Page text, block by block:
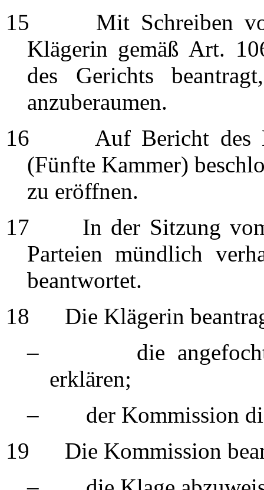
15 Mit Schreiben vom
Klägerin gemäß Art.
des Gerichts
anzuberaumen.
16 Auf Bericht des
(Fünfte Kammer)
zu eröffnen.
17 In der Sitzung vom
Parteien mündlich
beantwortet.
18 Die Klägerin
– die
erklären;
– der Kommission die
19 Die Kommission